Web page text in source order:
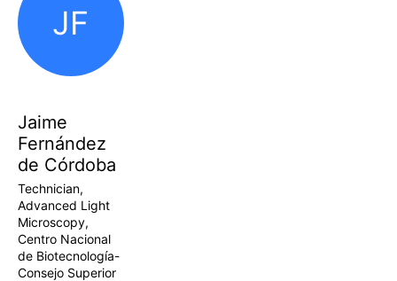
JF
Jaime
Fernández
de Córdoba
Technician,
Advanced Light
Microscopy,
Centro Nacional
de Biotecnología-
Consejo Superior